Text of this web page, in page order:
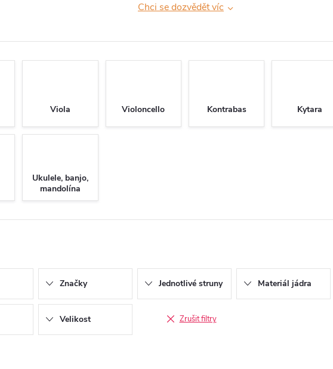
Chci se dozvědět víc
Viola Violoncello Kontrabas Kytara
Ukulele, banjo,
mandolína
Značky Jednotlivé struny Materiál jádra
Velikost Zrušit filtry